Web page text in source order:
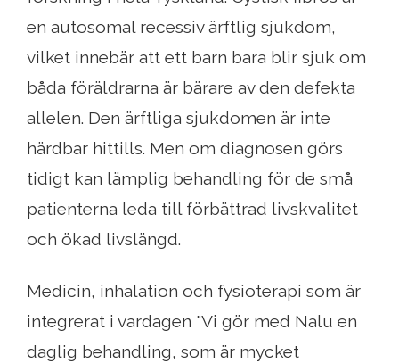
en autosomal recessiv ärftlig sjukdom,
vilket innebär att ett barn bara blir sjuk om
båda föräldrarna är bärare av den defekta
allelen. Den ärftliga sjukdomen är inte
härdbar hittills. Men om diagnosen görs
tidigt kan lämplig behandling för de små
patienterna leda till förbättrad livskvalitet
och ökad livslängd.
Medicin, inhalation och fysioterapi som är
integrerat i vardagen "Vi gör med Nalu en
daglig behandling, som är mycket